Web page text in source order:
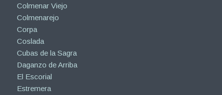
Colmenar Viejo
Colmenarejo
Corpa
Coslada
Cubas de la Sagra
Daganzo de Arriba
El Escorial
Estremera